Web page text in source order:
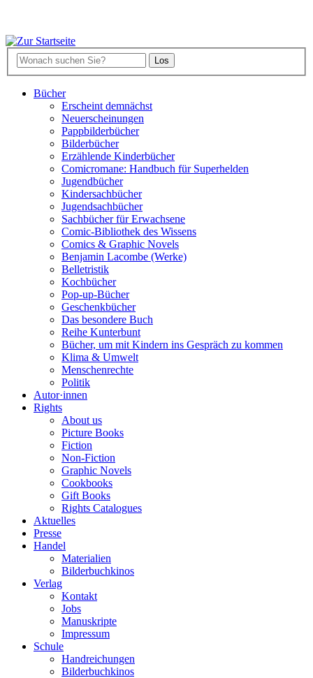
Bücher
Erscheint demnächst
Neuerscheinungen
Pappbilderbücher
Bilderbücher
Erzählende Kinderbücher
Comicromane: Handbuch für Superhelden
Jugendbücher
Kindersachbücher
Jugendsachbücher
Sachbücher für Erwachsene
Comic-Bibliothek des Wissens
Comics & Graphic Novels
Benjamin Lacombe (Werke)
Belletristik
Kochbücher
Pop-up-Bücher
Geschenkbücher
Das besondere Buch
Reihe Kunterbunt
Bücher, um mit Kindern ins Gespräch zu kommen
Klima & Umwelt
Menschenrechte
Politik
Autor·innen
Rights
About us
Picture Books
Fiction
Non-Fiction
Graphic Novels
Cookbooks
Gift Books
Rights Catalogues
Aktuelles
Presse
Handel
Materialien
Bilderbuchkinos
Verlag
Kontakt
Jobs
Manuskripte
Impressum
Schule
Handreichungen
Bilderbuchkinos